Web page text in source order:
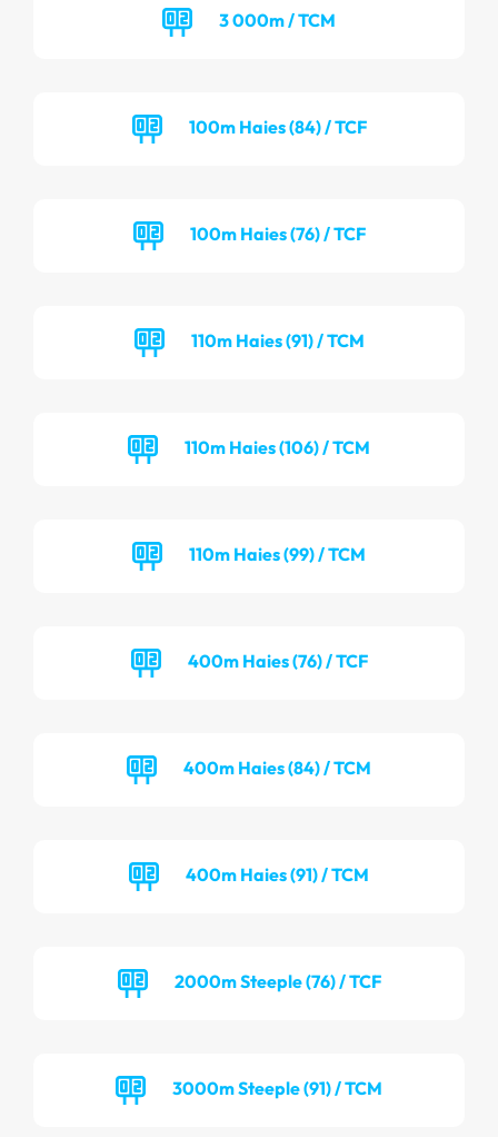
3 000m / TCM
100m Haies (84) / TCF
100m Haies (76) / TCF
110m Haies (91) / TCM
110m Haies (106) / TCM
110m Haies (99) / TCM
400m Haies (76) / TCF
400m Haies (84) / TCM
400m Haies (91) / TCM
2000m Steeple (76) / TCF
3000m Steeple (91) / TCM